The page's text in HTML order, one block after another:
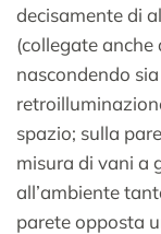
decisamente di
(collegate
nascondendo
spazio; sulla
misura di vani a
all’ambiente
parete opposta